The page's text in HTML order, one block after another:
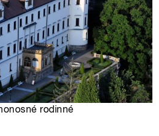
rodinné